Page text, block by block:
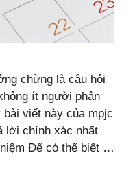
chừng là câu hỏi
ít người phân
viết này của mpjc
lời chính xác nhất
Để có thể biết …